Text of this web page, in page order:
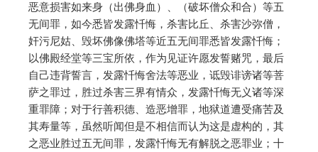
恶意损害如来身（出佛身血）、（破坏僧众和合）等五
无间罪，如今悉皆发露忏悔，杀害比丘、杀害沙弥僧，
奸污尼姑、毁坏佛像佛塔等近五无间罪悉皆发露忏悔；
以佛殿经堂等三宝所依，作为见证许愿发誓赌咒，最后
自己违背誓言，发露忏悔舍法等恶业，诋毁诽谤诸等菩
萨之罪过，胜过杀害三界有情众，发露忏悔无义诸等深
重罪障；对于行善积德、造恶增罪，地狱道遭受痛苦及
其寿量等，虽然听闻但是不相信而认为这是虚构的，其
之恶业胜过五无间罪，发露忏悔无有解脱之恶罪业；十